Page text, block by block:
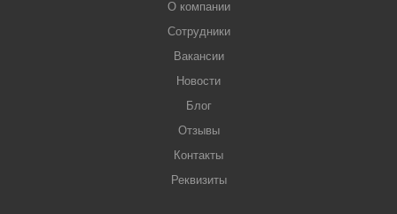
О компании
Сотрудники
Вакансии
Новости
Блог
Отзывы
Контакты
Реквизиты